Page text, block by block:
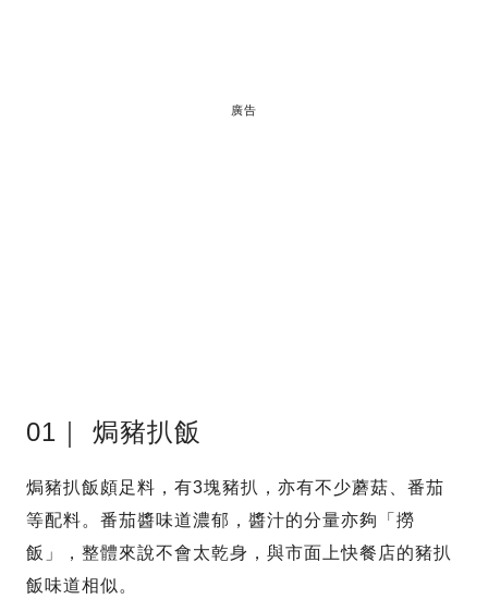
廣告
01｜ 焗豬扒飯
焗豬扒飯頗足料，有3塊豬扒，亦有不少蘑菇、番茄
等配料。番茄醬味道濃郁，醬汁的分量亦夠「撈
飯」，整體來說不會太乾身，與市面上快餐店的豬扒
飯味道相似。